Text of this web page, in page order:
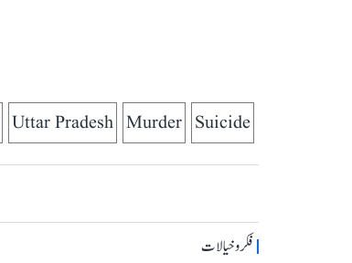
Suicide
Murder
Uttar Pradesh
فکر و خیالات